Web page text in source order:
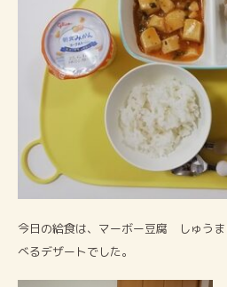
今日の給食は、マーボー豆腐 しゅ
べるデザートでした。